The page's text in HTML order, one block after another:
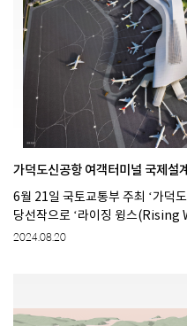
가덕도신공항 여객터미널 국제설
6월 21일 국토교통부 주최 ‘가덕
당선작으로 ‘라이징 윙스(Rising
2024.08.20